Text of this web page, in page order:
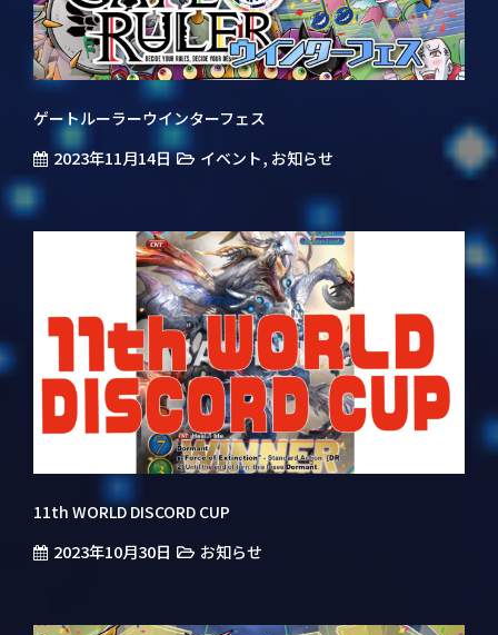
ゲートルーラーウインターフェス
2023年11月14日 イベント, お知らせ
11th WORLD DISCORD CUP
2023年10月30日 お知らせ